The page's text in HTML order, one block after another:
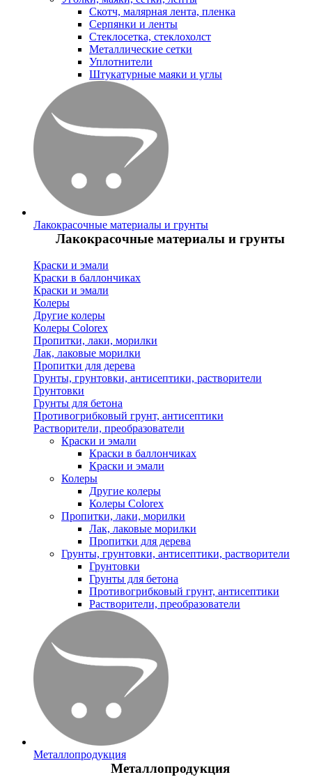
Скотч, малярная лента, пленка
Серпянки и ленты
Стеклосетка, стеклохолст
Металлические сетки
Уплотнители
Штукатурные маяки и углы
Лакокрасочные материалы и грунты
Лакокрасочные материалы и грунты
Краски и эмали
Краски в баллончиках
Краски и эмали
Колеры
Другие колеры
Колеры Colorex
Пропитки, лаки, морилки
Лак, лаковые морилки
Пропитки для дерева
Грунты, грунтовки, антисептики, растворители
Грунтовки
Грунты для бетона
Противогрибковый грунт, антисептики
Растворители, преобразователи
Краски и эмали
Краски в баллончиках
Краски и эмали
Колеры
Другие колеры
Колеры Colorex
Пропитки, лаки, морилки
Лак, лаковые морилки
Пропитки для дерева
Грунты, грунтовки, антисептики, растворители
Грунтовки
Грунты для бетона
Противогрибковый грунт, антисептики
Растворители, преобразователи
Металлопродукция
Металлопродукция